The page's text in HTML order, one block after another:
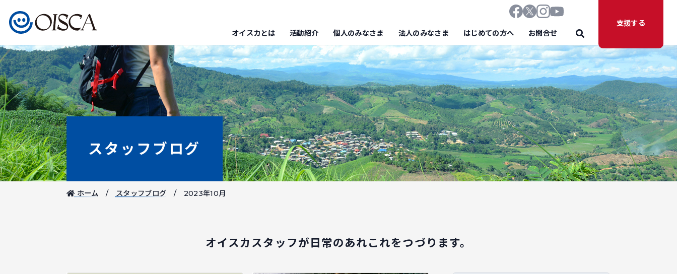
オイスカとは 活動紹介 個人のみなさま 法人のみなさま はじめての方へ お問合せ
支援する
スタッフブログ
ホーム スタッフブログ 2023年10月
オイスカスタッフが 日常のあれこれをつづります。